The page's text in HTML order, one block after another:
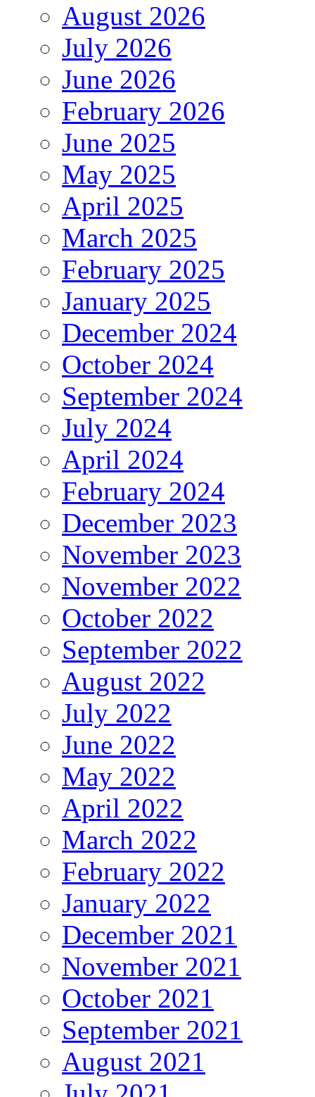
August 2026
July 2026
June 2026
February 2026
June 2025
May 2025
April 2025
March 2025
February 2025
January 2025
December 2024
October 2024
September 2024
July 2024
April 2024
February 2024
December 2023
November 2023
November 2022
October 2022
September 2022
August 2022
July 2022
June 2022
May 2022
April 2022
March 2022
February 2022
January 2022
December 2021
November 2021
October 2021
September 2021
August 2021